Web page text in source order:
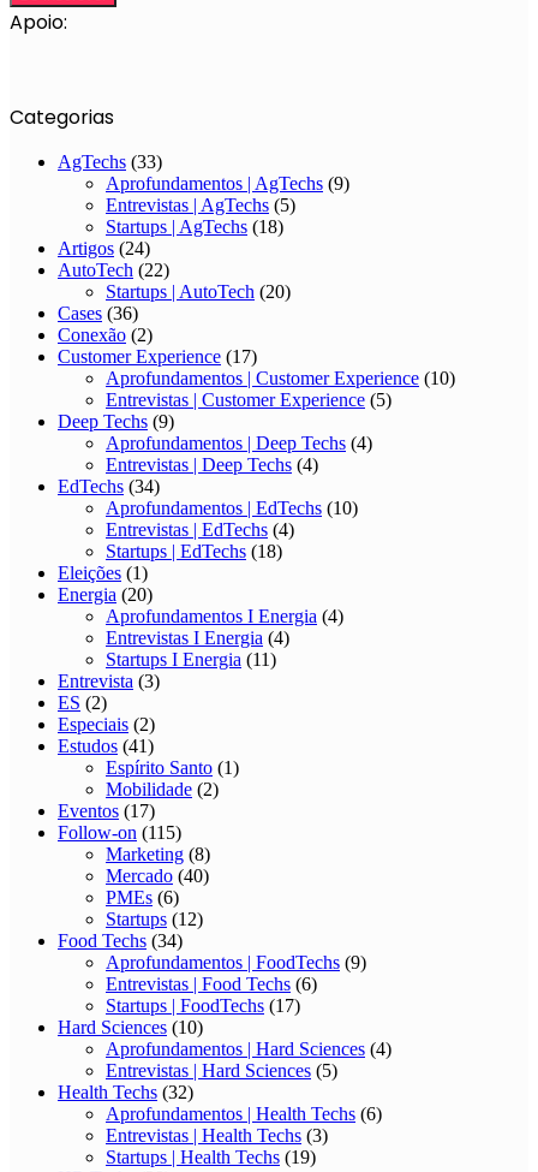
Apoio:
Categorias
AgTechs (33)
Aprofundamentos | AgTechs (9)
Entrevistas | AgTechs (5)
Startups | AgTechs (18)
Artigos (24)
AutoTech (22)
Startups | AutoTech (20)
Cases (36)
Conexão (2)
Customer Experience (17)
Aprofundamentos | Customer Experience (10)
Entrevistas | Customer Experience (5)
Deep Techs (9)
Aprofundamentos | Deep Techs (4)
Entrevistas | Deep Techs (4)
EdTechs (34)
Aprofundamentos | EdTechs (10)
Entrevistas | EdTechs (4)
Startups | EdTechs (18)
Eleições (1)
Energia (20)
Aprofundamentos I Energia (4)
Entrevistas I Energia (4)
Startups I Energia (11)
Entrevista (3)
ES (2)
Especiais (2)
Estudos (41)
Espírito Santo (1)
Mobilidade (2)
Eventos (17)
Follow-on (115)
Marketing (8)
Mercado (40)
PMEs (6)
Startups (12)
Food Techs (34)
Aprofundamentos | FoodTechs (9)
Entrevistas | Food Techs (6)
Startups | FoodTechs (17)
Hard Sciences (10)
Aprofundamentos | Hard Sciences (4)
Entrevistas | Hard Sciences (5)
Health Techs (32)
Aprofundamentos | Health Techs (6)
Entrevistas | Health Techs (3)
Startups | Health Techs (19)